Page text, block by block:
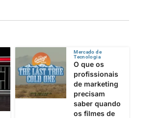
Mercado de
Tecnologia
O que os
profissionais
de marketing
precisam
saber quando
os filmes de